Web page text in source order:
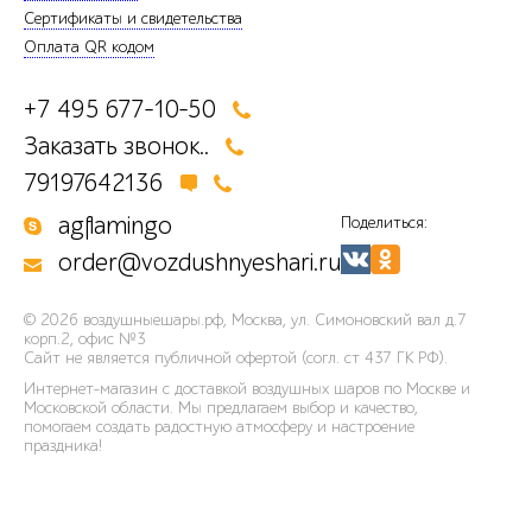
Сертификаты и свидетельства
Оплата QR кодом
+7 495 677-10-50
Заказать звонок..
79197642136
agflamingo
order@vozdushnyeshari.ru
Поделиться:
© 2026 воздушныешары.рф, Москва, ул. Симоновский вал д.7
корп.2, офис №3
Сайт не является публичной офертой (согл. ст 437 ГК РФ).
Интернет-магазин с доставкой воздушных шаров по Москве и
Московской области. Мы предлагаем выбор и качество,
помогаем создать радостную атмосферу и настроение
праздника!